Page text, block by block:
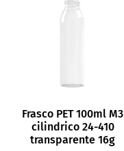
Frasco PET 100ml M3
cilindrico 24-410
transparente 16g